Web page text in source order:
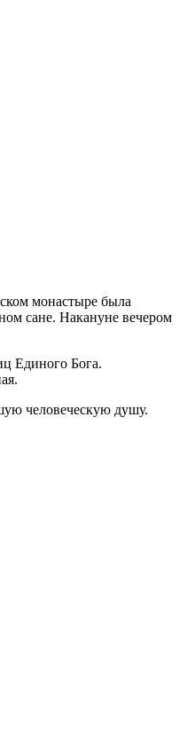
монастыре была
сане. Накануне вечером
Единого Бога.
человеческую душу.